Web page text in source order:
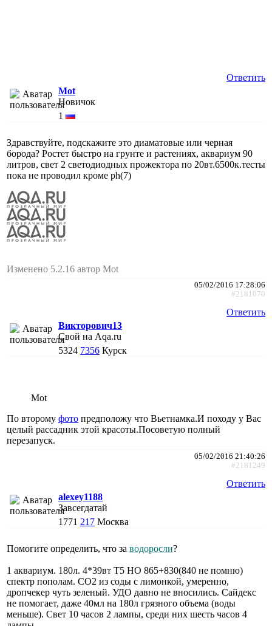
Ответить
Mot
Новичок
1
Здравствуйте, подскажите это диаматовые или черная
борода? Ростет быстро на грунте и растениях, аквариум 90
литров, свет 2 светодиодных прожектора по 20вт.6500к.тесты
пока не проводил кроме ph(7)
Изменено 5.2.16 автор Mot
05/02/2016 17:28:06
#2181070
Ответить
Викторович13
Свой на Aqa.ru
5324 7356 Курск
Mot
По второму фото предположу что Вьетнамка.И походу у Вас
целый рассадник этой красоты.Посоветую полный
перезапуск.
05/02/2016 21:40:26
#2181249
Ответить
alexey1188
Завсегдатай
1771 217 Москва
Помогите определить, что за водоросли?
1 аквариум. 180л. 4*39вт T5 HO 865+830(840 не помню)
спектр пополам. CO2 из соды с лимонкой, умеренно,
дропчекер чуть зеленый. УДО давно не вносились. Сайдекс
не помогает, даже 40мл на 180л грязного объема (воды
меньше). Свет 10 часов 2 лампы, среди них шесть часов 4